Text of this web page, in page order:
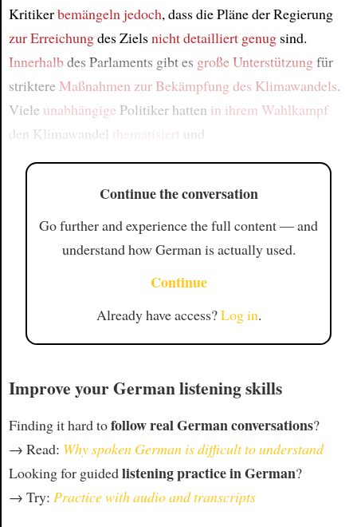
Kritikerbemängeln jedoch, dass die Pläne der Regierung
zur Erreichungdes Zielsnicht detailliert genugsind.
Innerhalbdes Parlaments gibt es große Unterstützungfür
striktereMaßnahmen zur Bekämpfung des Klimawandels.
Viele unabhängige Politiker hatten in ihrem Wahlkampf
den Klimawandel
thematisiert und
Continue the conversation
Go further and experience the full content — and
understand how German is actually used.
Continue
Already have access?Log in.
Improve your German listening skills
Finding it hard tofollow real German conversations?
→ Read: Why spoken German is difficult to understand
Looking for guidedlistening practice in German?
→ Try: Practice with audio and transcripts